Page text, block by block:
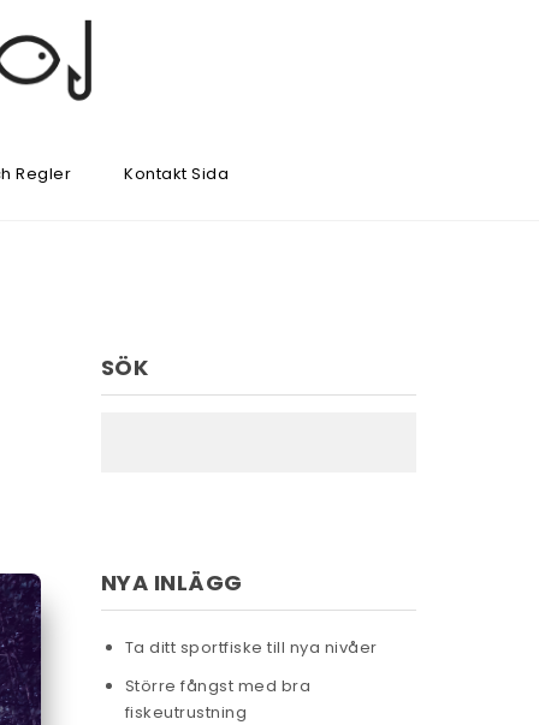
Regler Kontakt Sida
SÖK
NYA INLÄGG
Ta ditt sportfiske till nya nivåer
Större fångst med bra
fiskeutrustning